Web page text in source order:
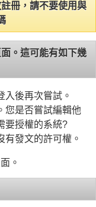
註冊，請不要使用與
。這可能有如下幾
入後再次嘗試。
您是否嘗試編輯他
要授權的系統?
有發文的許可權。
。